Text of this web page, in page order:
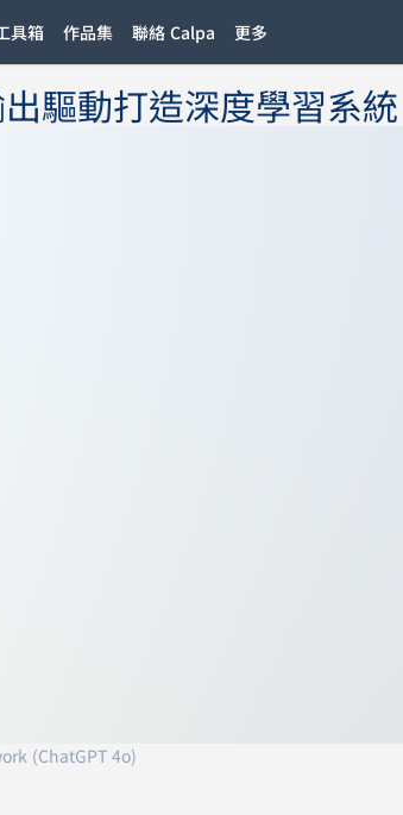
具箱 作品集 聯絡 Calpa 更多
驅動打造深度學習系統
(ChatGPT 4o)